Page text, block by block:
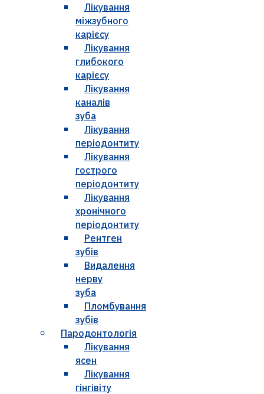
Лікування
міжзубного
карієсу
Лікування
глибокого
карієсу
Лікування
каналів
зуба
Лікування
періодонтиту
Лікування
гострого
періодонтиту
Лікування
хронічного
періодонтиту
Рентген
зубів
Видалення
нерву
зуба
Пломбування
зубів
Пародонтологія
Лікування
ясен
Лікування
гінгівіту